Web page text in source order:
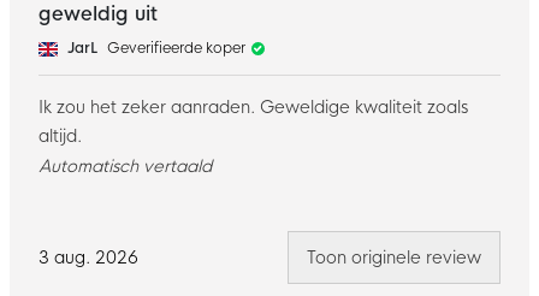
3 aug. 2026
geweldig uit
JarL Geverifieerde koper
Ik zou het zeker aanraden. Geweldige kwaliteit zoals
altijd.
Automatisch vertaald
Toon originele review